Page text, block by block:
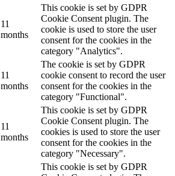
11
months
This cookie is set by GDPR
Cookie Consent plugin. The
cookie is used to store the user
consent for the cookies in the
category "Analytics".
11
months
The cookie is set by GDPR
cookie consent to record the user
consent for the cookies in the
category "Functional".
11
months
This cookie is set by GDPR
Cookie Consent plugin. The
cookies is used to store the user
consent for the cookies in the
category "Necessary".
This cookie is set by GDPR